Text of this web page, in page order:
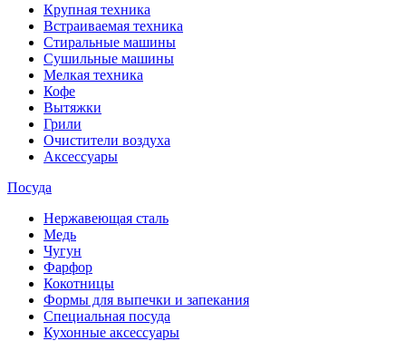
Крупная техника
Встраиваемая техника
Стиральные машины
Сушильные машины
Мелкая техника
Кофе
Вытяжки
Грили
Очистители воздуха
Аксессуары
Посуда
Нержавеющая сталь
Медь
Чугун
Фарфор
Кокотницы
Формы для выпечки и запекания
Специальная посуда
Кухонные аксессуары